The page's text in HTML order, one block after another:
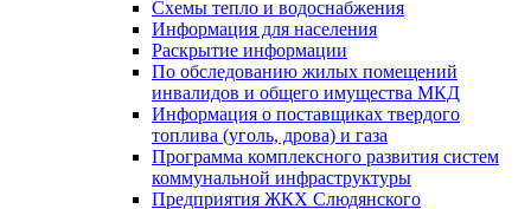
Схемы тепло и водоснабжения
Информация для населения
Раскрытие информации
По обследованию жилых помещений
инвалидов и общего имущества МКД
Информация о поставщиках твердого
топлива (уголь, дрова) и газа
Программа комплексного развития систем
коммунальной инфраструктуры
Предприятия ЖКХ Слюдянского